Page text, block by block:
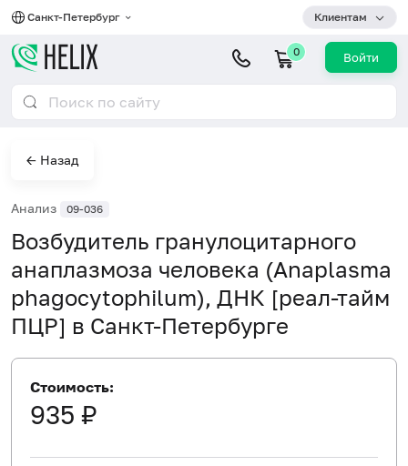
Санкт-Петербург Клиентам
0 Войти
← Назад
Анализ 09-036
Возбудитель гранулоцитарного
анаплазмоза человека (Anaplasma
phagocytophilum), ДНК [реал-тайм
ПЦР] в Санкт-Петербурге
Стоимость:
935 ₽